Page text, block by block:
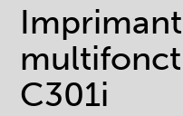
C301i